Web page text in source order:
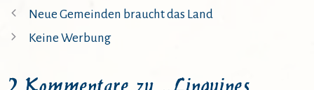
Neue Gemeinden braucht das Land
Keine Werbung
2 Kommentare zu „Linguines